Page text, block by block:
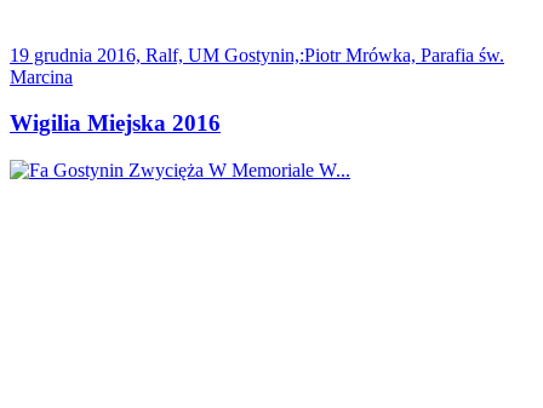
19 grudnia 2016, Ralf, UM Gostynin,:Piotr Mrówka, Parafia św.
Marcina
Wigilia Miejska 2016